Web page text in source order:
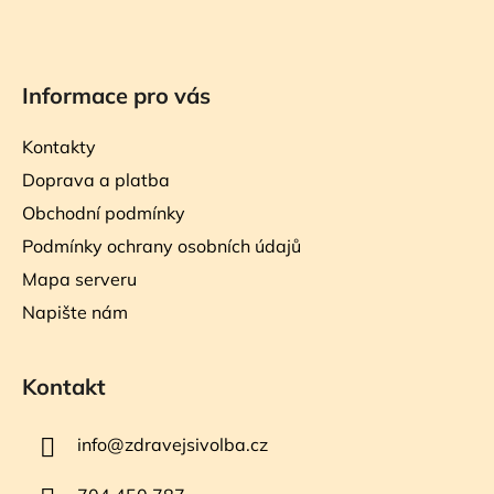
Informace pro vás
Kontakty
Doprava a platba
Obchodní podmínky
Podmínky ochrany osobních údajů
Mapa serveru
Napište nám
Kontakt
info@zdravejsivolba.cz